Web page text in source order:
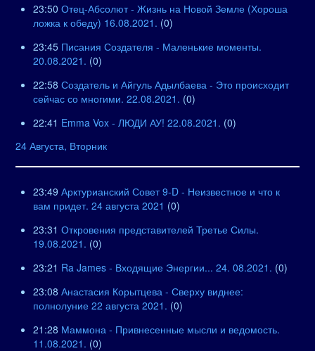
23:50 Отец-Абсолют - Жизнь на Новой Земле (Хороша
ложка к обеду) 16.08.2021. (0)
23:45 Писания Создателя - Маленькие моменты.
20.08.2021. (0)
22:58 Создатель и Айгуль Адылбаева - Это происходит
сейчас со многими. 22.08.2021. (0)
22:41 Emma Vox - ЛЮДИ АУ! 22.08.2021. (0)
24 Августа, Вторник
23:49 Арктурианский Совет 9-D - Неизвестное и что к
вам придет. 24 августа 2021 (0)
23:31 Откровения представителей Третье Силы.
19.08.2021. (0)
23:21 Ra James - Входящие Энергии... 24. 08.2021. (0)
23:08 Анастасия Корытцева - Сверху виднее:
полнолуние 22 августа 2021. (0)
21:28 Маммона - Привнесенные мысли и ведомость.
11.08.2021. (0)